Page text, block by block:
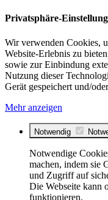
Privatsphäre-
Wir verwenden Cookies,
Website-Erlebnis zu
sowie zur Einbindung
Nutzung dieser
Gerät gespeichert und/
Mehr anzeigen
Notwendig
Notwendige
machen, indem sie
und Zugriff auf
Die Webseite kann
funktionieren.